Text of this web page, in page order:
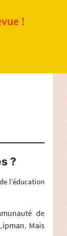
!
?
l’éducation
de
Mais